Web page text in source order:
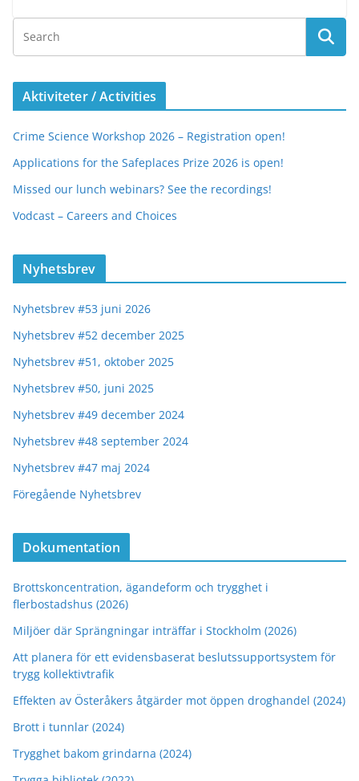
Aktiviteter / Activities
Crime Science Workshop 2026 – Registration open!
Applications for the Safeplaces Prize 2026 is open!
Missed our lunch webinars? See the recordings!
Vodcast – Careers and Choices
Nyhetsbrev
Nyhetsbrev #53 juni 2026
Nyhetsbrev #52 december 2025
Nyhetsbrev #51, oktober 2025
Nyhetsbrev #50, juni 2025
Nyhetsbrev #49 december 2024
Nyhetsbrev #48 september 2024
Nyhetsbrev #47 maj 2024
Föregående Nyhetsbrev
Dokumentation
Brottskoncentration, ägandeform och trygghet i
flerbostadshus (2026)
Miljöer där Sprängningar inträffar i Stockholm (2026)
Att planera för ett evidensbaserat beslutssupportsystem för
trygg kollektivtrafik
Effekten av Österåkers åtgärder mot öppen droghandel (2024)
Brott i tunnlar (2024)
Trygghet bakom grindarna (2024)